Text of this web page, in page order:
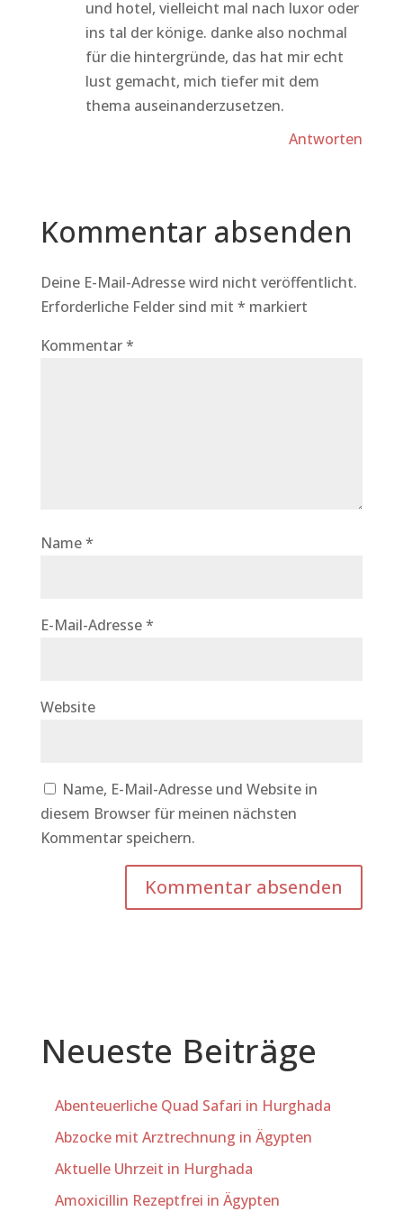
und hotel, vielleicht mal nach luxor oder
ins tal der könige. danke also nochmal
für die hintergründe, das hat mir echt
lust gemacht, mich tiefer mit dem
thema auseinanderzusetzen.
Antworten
Kommentar absenden
Deine E-Mail-Adresse wird nicht veröffentlicht.
Erforderliche Felder sind mit * markiert
Kommentar*
Name*
E-Mail-Adresse*
Website
Name, E-Mail-Adresse und Website in
diesem Browser für meinen nächsten
Kommentar speichern.
Neueste Beiträge
Abenteuerliche Quad Safari in Hurghada
Abzocke mit Arztrechnung in Ägypten
Aktuelle Uhrzeit in Hurghada
Amoxicillin Rezeptfrei in Ägypten